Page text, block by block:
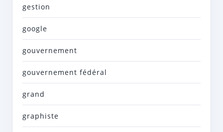
gestion
google
gouvernement
gouvernement fédéral
grand
graphiste